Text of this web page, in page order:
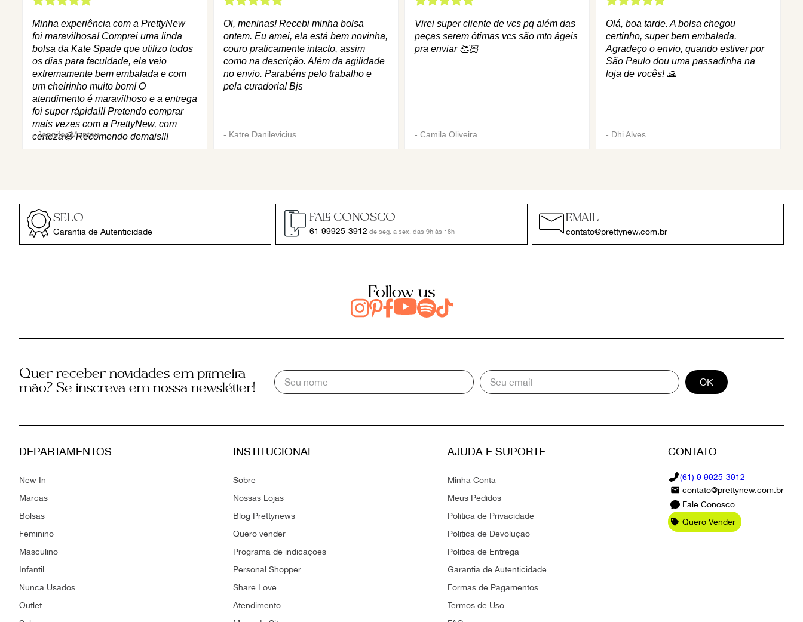
Minha experiência com a PrettyNew
foi maravilhosa! Comprei uma linda
bolsa da Kate Spade que utilizo todos
os dias para faculdade, ela veio
extremamente bem embalada e com
um cheirinho muito bom! O
atendimento é maravilhoso e a entrega
foi super rápida!!! Pretendo comprar
mais vezes com a PrettyNew, com
certeza😄 Recomendo demais!!!
-Jennifer Mantau
Oi, meninas! Recebi minha bolsa
ontem. Eu amei, ela está bem novinha,
couro praticamente intacto, assim
como na descrição. Além da agilidade
no envio. Parabéns pelo trabalho e
pela curadoria! Bjs
- Katre Danilevicius
Virei super cliente de vcs pq além das
peças serem ótimas vcs são mto ágeis
pra enviar 👏🏻
- Camila Oliveira
Olá, boa tarde. A bolsa chegou
certinho, super bem embalada.
Agradeço o envio, quando estiver por
São Paulo dou uma passadinha na
loja de vocês! 🙏
- Dhi Alves
SELO
Garantia de Autenticidade
FALE CONOSCO
61 99925-3912 de seg. a sex. das 9h às 18h
EMAIL
contato@prettynew.com.br
Follow us
Quer receber novidades em primeira
mão? Se inscreva em nossa newsletter!
OK
DEPARTAMENTOS
New In
Marcas
Bolsas
Feminino
Masculino
Infantil
Nunca Usados
Outlet
INSTITUCIONAL
Sobre
Nossas Lojas
Blog Prettynews
Quero vender
Programa de indicações
Personal Shopper
Share Love
Atendimento
AJUDA E SUPORTE
Minha Conta
Meus Pedidos
Politica de Privacidade
Politica de Devolução
Politica de Entrega
Garantia de Autenticidade
Formas de Pagamentos
Termos de Uso
CONTATO
(61) 9 9925-3912
contato@prettynew.com.br
Fale Conosco
Quero Vender